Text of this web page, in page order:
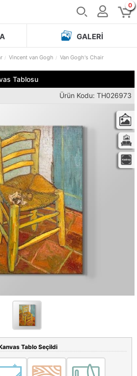
0
GALERI
Vincent van Gogh Van Gogh's Chair
Tablosu
Ürün Kodu: TH026973
Tablo Seçildi